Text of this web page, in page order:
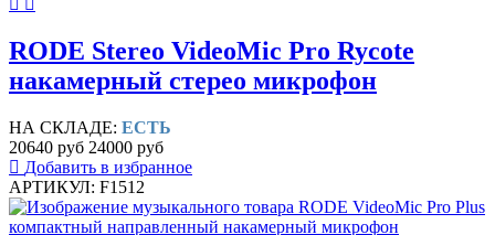
RODE Stereo VideoMic Pro Rycote
накамерный стерео микрофон
НА СКЛАДЕ: ЕСТЬ
20640 руб 24000 руб
Добавить в избранное
АРТИКУЛ: F1512